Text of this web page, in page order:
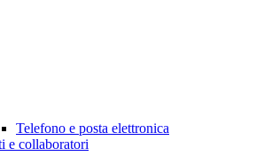
Telefono e posta elettronica
e collaboratori